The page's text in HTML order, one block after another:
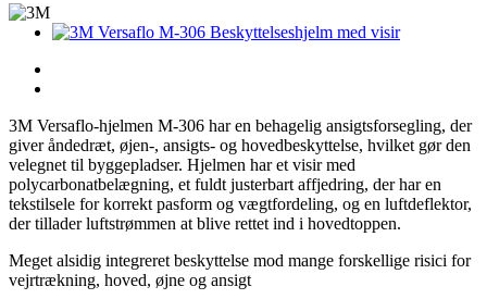
3M Versaflo-hjelmen M-306 har en behagelig ansigtsforsegling, der
giver åndedræt, øjen-, ansigts- og hovedbeskyttelse, hvilket gør den
velegnet til byggepladser. Hjelmen har et visir med
polycarbonatbelægning, et fuldt justerbart affjedring, der har en
tekstilsele for korrekt pasform og vægtfordeling, og en luftdeflektor,
der tillader luftstrømmen at blive rettet ind i hovedtoppen.
Meget alsidig integreret beskyttelse mod mange forskellige risici for
vejrtrækning, hoved, øjne og ansigt